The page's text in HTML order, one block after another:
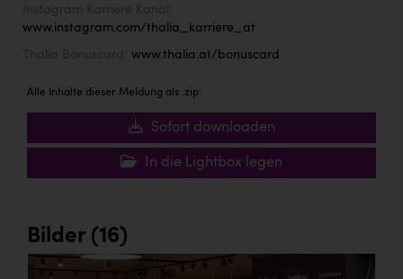
www.instagram.com/thalia_karriere_at
www.thalia.at/bonuscard
Alle Inhalte dieser Meldung als .zip:
Sofort downloaden
In die Lightbox legen
Bilder (16)